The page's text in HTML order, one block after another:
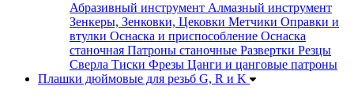
Абразивный инструмент Алмазный инструмент
Зенкеры, Зенковки, Цековки Метчики Оправки и
втулки Оснаска и приспособление Оснаска
станочная Патроны станочные Развертки Резцы
Сверла Тиски Фрезы Цанги и цанговые патроны
Плашки дюймовые для резьб G, R и K